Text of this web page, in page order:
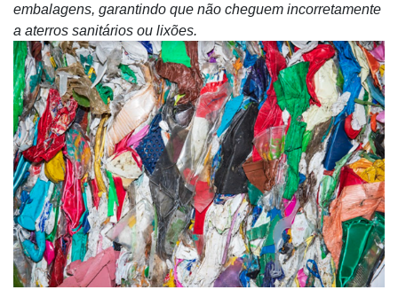
embalagens, garantindo que não cheguem incorretamente
a aterros sanitários ou lixões.